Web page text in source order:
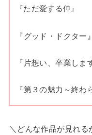
『ただ愛する仲』
『グッド・ドクター』
『片想い、卒業しま
『第３の魅力～終わ
＼どんな作品が見れ